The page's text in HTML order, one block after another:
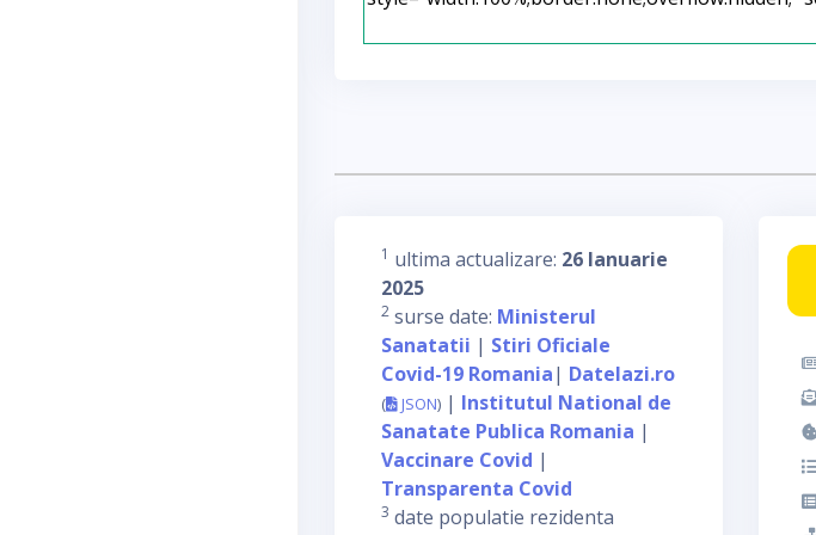
1 ultima actualizare: 26 Ianuarie
2025
2 surse date: Ministerul
Sanatatii | Stiri Oficiale
Covid-19 Romania| Datelazi.ro
( JSON) | Institutul National de
Sanatate Publica Romania |
Vaccinare Covid |
Transparenta Covid
3 date populatie rezidenta